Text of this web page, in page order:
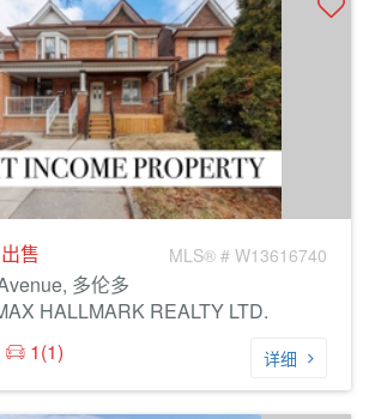
出售 MLS® # W13616740
多伦多
HALLMARK REALTY LTD.
1(1) 详细